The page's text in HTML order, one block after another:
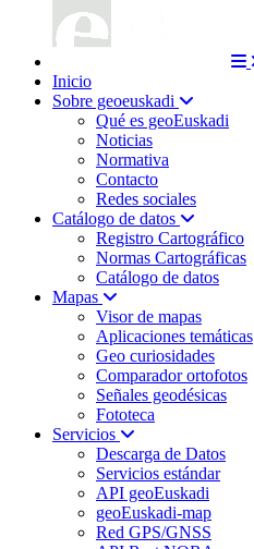
Inicio
Sobre geoeuskadi
Qué es geoEuskadi
Noticias
Normativa
Contacto
Redes sociales
Catálogo de datos
Registro Cartográfico
Normas Cartográficas
Catálogo de datos
Mapas
Visor de mapas
Aplicaciones temáticas
Geo curiosidades
Comparador ortofotos
Señales geodésicas
Fototeca
Servicios
Descarga de Datos
Servicios estándar
API geoEuskadi
geoEuskadi-map
Red GPS/GNSS